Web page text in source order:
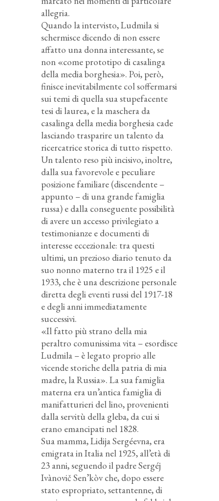
allegria.
Quando la intervisto, Ludmila si
schermisce dicendo di non essere
affatto una donna interessante, se
non «come prototipo di casalinga
della media borghesia». Poi, però,
finisce inevitabilmente col soffermarsi
sui temi di quella sua stupefacente
tesi di laurea, e la maschera da
casalinga della media borghesia cade
lasciando trasparire un talento da
ricercatrice storica di tutto rispetto.
Un talento reso più incisivo, inoltre,
dalla sua favorevole e peculiare
posizione familiare (discendente –
appunto – di una grande famiglia
russa) e dalla conseguente possibilità
di avere un accesso privilegiato a
testimonianze e documenti di
interesse eccezionale: tra questi
ultimi, un prezioso diario tenuto da
suo nonno materno tra il 1925 e il
1933, che è una descrizione personale
diretta degli eventi russi del 1917-18
e degli anni immediatamente
successivi.
«Il fatto più strano della mia
peraltro comunissima vita – esordisce
Ludmila – è legato proprio alle
vicende storiche della patria di mia
madre, la Russia». La sua famiglia
materna era un’antica famiglia di
manifatturieri del lino, provenienti
dalla servitù della gleba, da cui si
erano emancipati nel 1828.
Sua mamma, Lidija Sergéevna, era
emigrata in Italia nel 1925, all’età di
23 anni, seguendo il padre Sergéj
Ivànovič Sen’kòv che, dopo essere
stato espropriato, settantenne, di